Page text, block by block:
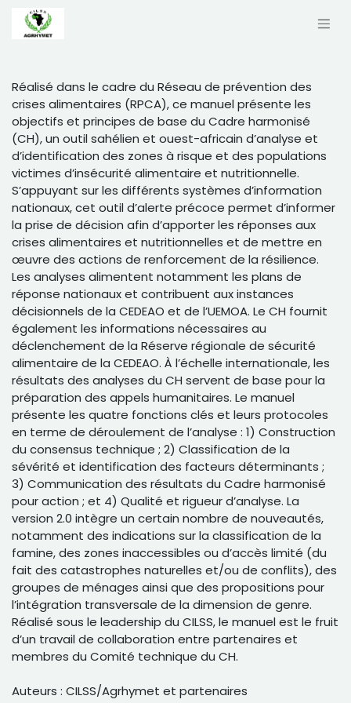
Réalisé dans le cadre du Réseau de prévention des
crises alimentaires (RPCA), ce manuel présente les
objectifs et principes de base du Cadre harmonisé
(CH), un outil sahélien et ouest-africain d’analyse et
d’identification des zones à risque et des populations
victimes d’insécurité alimentaire et nutritionnelle.
S’appuyant sur les différents systèmes d’information
nationaux, cet outil d’alerte précoce permet d’informer
la prise de décision afin d’apporter les réponses aux
crises alimentaires et nutritionnelles et de mettre en
œuvre des actions de renforcement de la résilience.
Les analyses alimentent notamment les plans de
réponse nationaux et contribuent aux instances
décisionnels de la CEDEAO et de l’UEMOA. Le CH fournit
également les informations nécessaires au
déclenchement de la Réserve régionale de sécurité
alimentaire de la CEDEAO. À l’échelle internationale, les
résultats des analyses du CH servent de base pour la
préparation des appels humanitaires. Le manuel
présente les quatre fonctions clés et leurs protocoles
en terme de déroulement de l’analyse : 1) Construction
du consensus technique ; 2) Classification de la
sévérité et identification des facteurs déterminants ;
3) Communication des résultats du Cadre harmonisé
pour action ; et 4) Qualité et rigueur d’analyse. La
version 2.0 intègre un certain nombre de nouveautés,
notamment des indications sur la classification de la
famine, des zones inaccessibles ou d’accès limité (du
fait des catastrophes naturelles et/ou de conflits), des
groupes de ménages ainsi que des propositions pour
l’intégration transversale de la dimension de genre.
Réalisé sous le leadership du CILSS, le manuel est le fruit
d’un travail de collaboration entre partenaires et
membres du Comité technique du CH.
Auteurs : CILSS/Agrhymet et partenaires